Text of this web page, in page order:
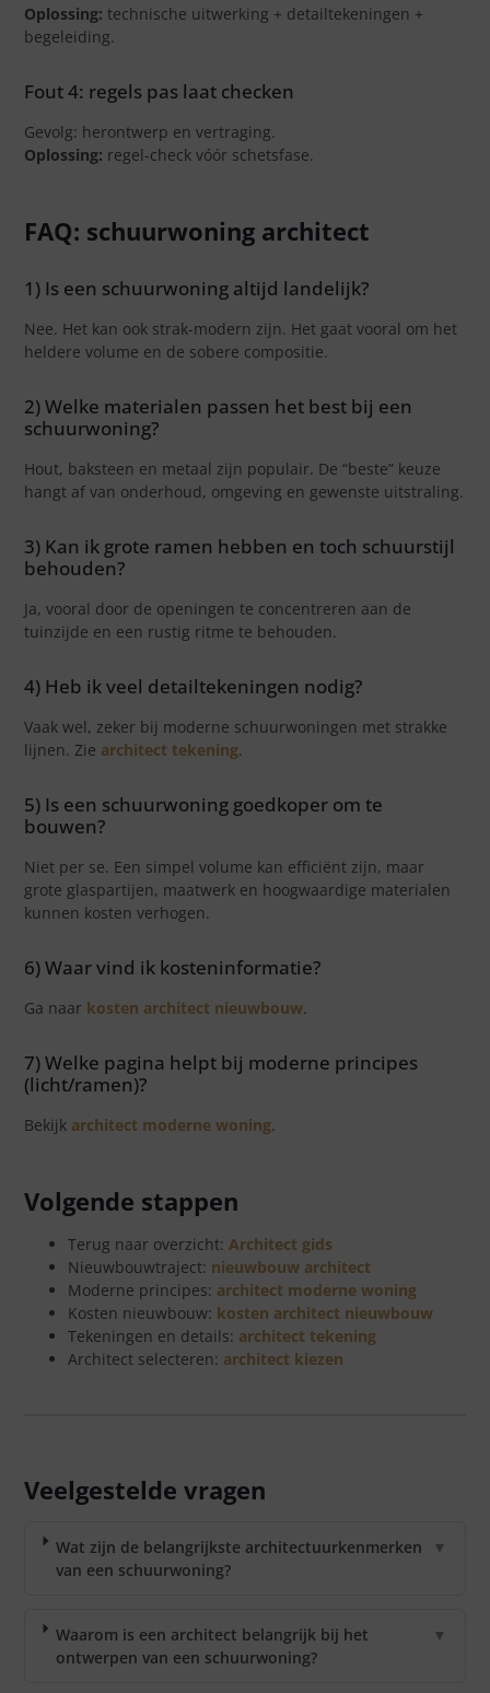
Oplossing: technische uitwerking + detailtekeningen +
begeleiding.
Fout 4: regels pas laat checken
Gevolg: herontwerp en vertraging.
Oplossing: regel-check vóór schetsfase.
FAQ: schuurwoning architect
1) Is een schuurwoning altijd landelijk?
Nee. Het kan ook strak-modern zijn. Het gaat vooral om het
heldere volume en de sobere compositie.
2) Welke materialen passen het best bij een
schuurwoning?
Hout, baksteen en metaal zijn populair. De “beste” keuze
hangt af van onderhoud, omgeving en gewenste uitstraling.
3) Kan ik grote ramen hebben en toch schuurstijl
behouden?
Ja, vooral door de openingen te concentreren aan de
tuinzijde en een rustig ritme te behouden.
4) Heb ik veel detailtekeningen nodig?
Vaak wel, zeker bij moderne schuurwoningen met strakke
lijnen. Zie architect tekening.
5) Is een schuurwoning goedkoper om te
bouwen?
Niet per se. Een simpel volume kan efficiënt zijn, maar
grote glaspartijen, maatwerk en hoogwaardige materialen
kunnen kosten verhogen.
6) Waar vind ik kosteninformatie?
Ga naar kosten architect nieuwbouw.
7) Welke pagina helpt bij moderne principes
(licht/ramen)?
Bekijk architect moderne woning.
Volgende stappen
Terug naar overzicht:Architect gids
Nieuwbouwtraject: nieuwbouw architect
Moderne principes: architect moderne woning
Kosten nieuwbouw: kosten architect nieuwbouw
Tekeningen en details: architect tekening
Architect selecteren: architect kiezen
Veelgestelde vragen
Wat zijn de belangrijkste architectuurkenmerken
van een schuurwoning?
▼
Waarom is een architect belangrijk bij het
ontwerpen van een schuurwoning?
▼